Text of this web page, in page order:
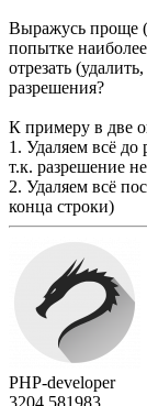
Выражусь проще
попытке
отрезать
разрешения?
К примеру в две
1. Удаляем всё до
т.к. разрешение
2. Удаляем всё
конца строки)
PHP-developer
3204 581983